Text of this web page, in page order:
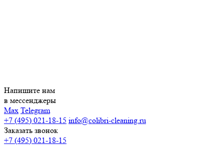
Напишите нам
в мессенджеры
Max Telegram
+7 (495) 021-18-15 info@colibri-cleaning.ru
Заказать звонок
+7 (495) 021-18-15